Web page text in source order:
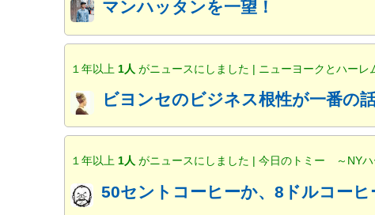
マンハッタンを一望！
１年以上 1人がニュースにしました | ニューヨークとハーレ
ビヨンセのビジネス根性が一番の
１年以上1人がニュースにしました | 今日のトミー ～NYハ
50セントコーヒーか、8ドルコーヒ